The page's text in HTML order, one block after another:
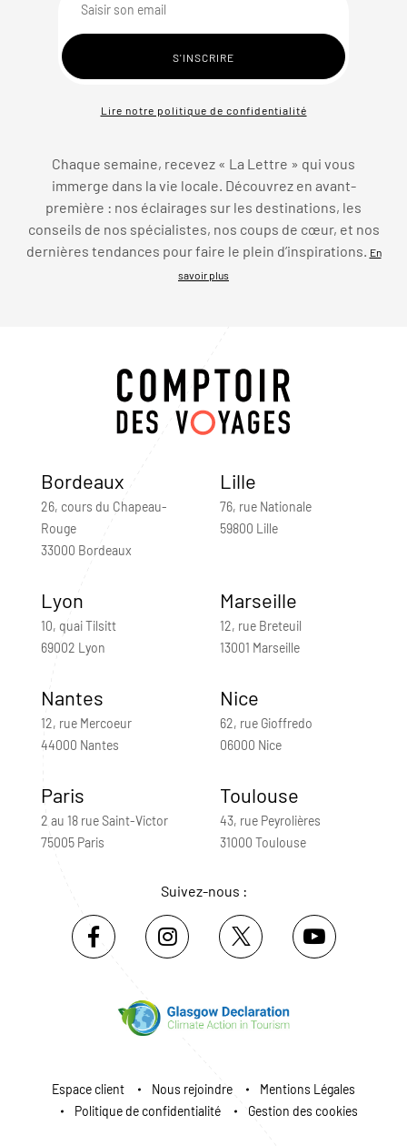
Lire notre politique de confidentialité
Chaque semaine, recevez « La Lettre » qui vous
immerge dans la vie locale. Découvrez en avant-
première : nos éclairages sur les destinations, les
conseils de nos spécialistes, nos coups de cœur, et nos
dernières tendances pour faire le plein d’inspirations.
En
savoir plus
Bordeaux
26, cours du Chapeau-
Rouge
33000 Bordeaux
Lille
76, rue Nationale
59800 Lille
Lyon
10, quai Tilsitt
69002 Lyon
Marseille
12, rue Breteuil
13001 Marseille
Nantes
12, rue Mercoeur
44000 Nantes
Nice
62, rue Gioffredo
06000 Nice
Paris
2 au 18 rue Saint-Victor
75005 Paris
Toulouse
43, rue Peyrolières
31000 Toulouse
Suivez-nous :
Espace client Nous rejoindre
Mentions Légales
Politique de confidentialité
Gestion des cookies